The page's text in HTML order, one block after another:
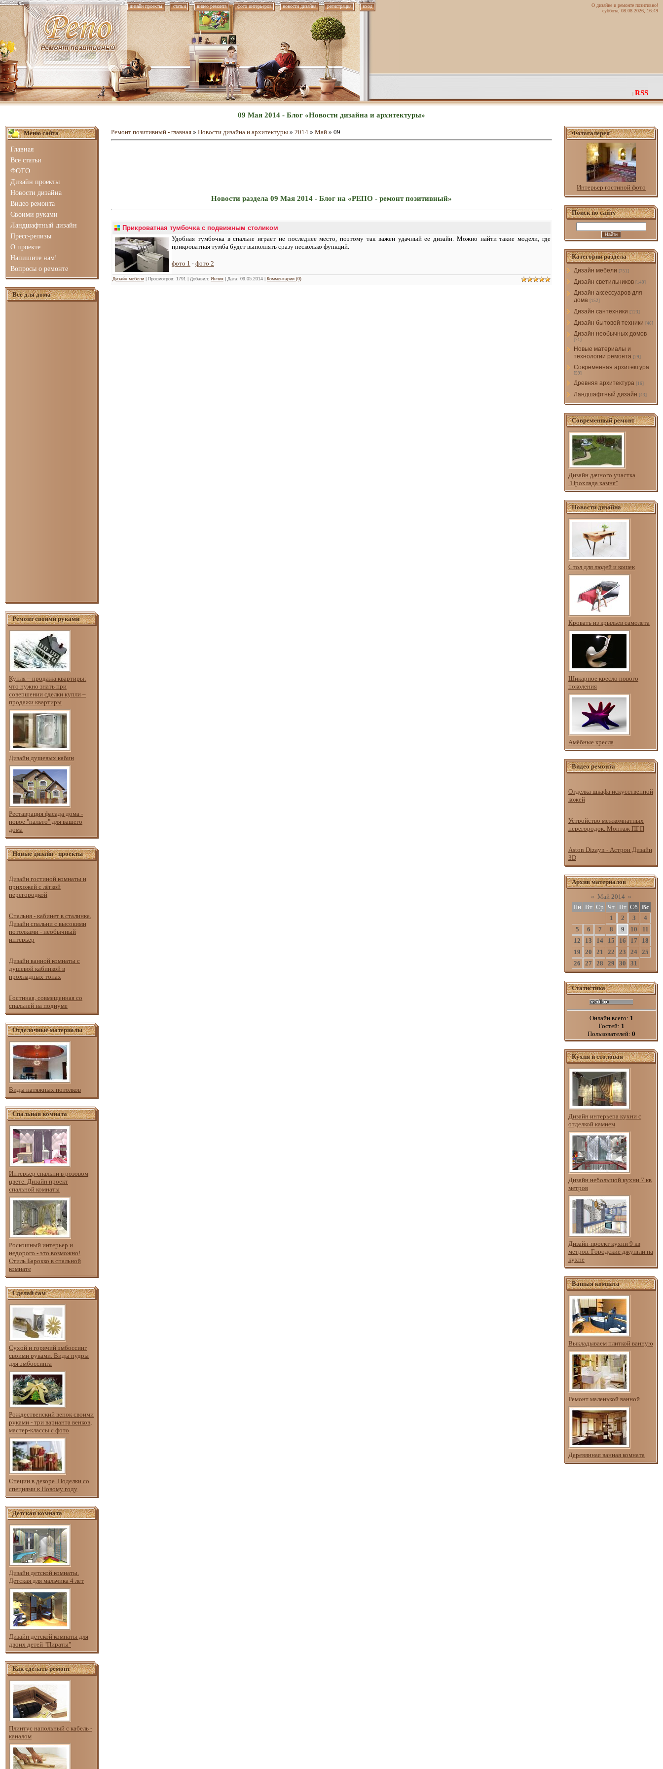
дизайн проекты статьи видео ремонта фото интерьеров новости дизайна регистрация вход
О дизайне и ремонте позитивно!
суббота, 08.08.2026, 16:49
| RSS
09 Мая 2014 - Блог «Новости дизайна и архитектуры»
Меню сайта
Главная
Все статьи
ФОТО
Дизайн проекты
Новости дизайна
Видео ремонта
Своими руками
Ландшафтный дизайн
Пресс-релизы
О проекте
Напишите нам!
Вопросы о ремонте
Всё для дома
Ремонт своими руками
Купля – продажа квартиры:
что нужно знать при
совершении сделки купли –
продажи квартиры
Дизайн душевых кабин
Реставрация фасада дома -
новое "пальто" для вашего
дома
Новые дизайн - проекты
Дизайн гостиной комнаты и
прихожей с лёгкой
перегородкой
Спальня - кабинет в сталинке.
Дизайн спальни с высокими
потолками - необычный
интерьер
Дизайн ванной комнаты с
душевой кабинкой в
прохладных тонах
Гостиная, совмещенная со
спальней на подиуме
Отделочные материалы
Виды натяжных потолков
Спальная комната
Интерьер спальни в розовом
цвете. Дизайн проект
спальной комнаты
Роскошный интерьер и
недорого - это возможно!
Стиль Барокко в спальной
комнате
Сделай сам
Сухой и горячий эмбоссинг
своими руками. Виды пудры
для эмбоссинга
Рождественский венок своими
руками - три варианта венков,
мастер-классы с фото
Специи в декоре. Поделки со
специями к Новому году
Детская комната
Дизайн детской комнаты.
Детская для мальчика 4 лет
Дизайн детской комнаты для
двоих детей "Пираты"
Как сделать ремонт
Плинтус напольный с кабель -
каналом
Ремонт позитивный - главная » Новости дизайна и архитектуры » 2014 » Май » 09
Новости раздела 09 Мая 2014 - Блог на «РЕПО - ремонт позитивный»
Прикроватная тумбочка с подвижным столиком
Удобная тумбочка в спальне играет не последнее место, поэтому так важен удачный ее дизайн. Можно найти такие модели, где
прикроватная тумба будет выполнять сразу несколько функций.
фото 1 · фото 2
Дизайн мебели | Просмотров: 1791 | Добавил: Янчик | Дата: 09.05.2014 Комментарии (0)
Фотогалерея
Интерьер гостиной фото
Поиск по сайту
Категории раздела
Дизайн мебели [751]
Дизайн светильников [149]
Дизайн аксессуаров для
дома [152]
Дизайн сантехники [123]
Дизайн бытовой техники [46]
Дизайн необычных домов
[71]
Новые материалы и
технологии ремонта [29]
Современная архитектура
[59]
Древняя архитектура [16]
Ландшафтный дизайн [43]
Современный ремонт
Дизайн дачного участка
"Прохлада камня"
Новости дизайна
Стол для людей и кошек
Кровать из крыльев самолета
Шикарное кресло нового
поколения
Амёбные кресла
Видео ремонта
Отделка шкафа искусственной
кожей
Устройство межкомнатных
перегородок. Монтаж ПГП
Aston Dizayn - Астрон Дизайн
3D
Архив материалов
« Май 2014 »
Пн Вт Ср Чт Пт Сб Вс
1
2 3
4
5
6 7 8 9 10
11
12
13 14 15 16 17
18
19
20 21 22 23 24
25
26
27 28 29 30 31
Статистика
Онлайн всего: 1
Гостей: 1
Пользователей: 0
Кухня и столовая
Дизайн интерьера кухни с
отделкой камнем
Дизайн небольшой кухни 7 кв
метров
Дизайн-проект кухни 9 кв
метров. Городские джунгли на
кухне
Ванная комната
Выкладываем плиткой ванную
Ремонт маленькой ванной
Деревянная ванная комната